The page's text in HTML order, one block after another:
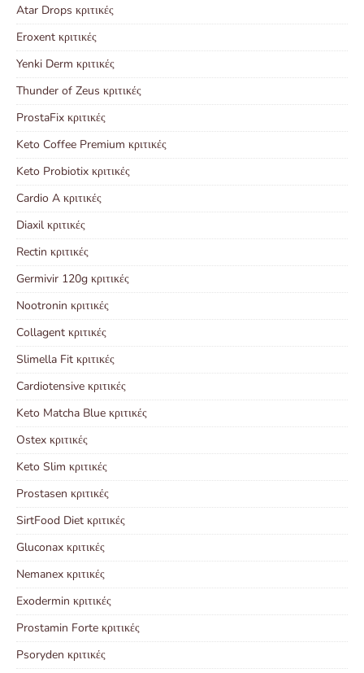
Atar Drops κριτικές
Eroxent κριτικές
Yenki Derm κριτικές
Thunder of Zeus κριτικές
ProstaFix κριτικές
Keto Coffee Premium κριτικές
Keto Probiotix κριτικές
Cardio A κριτικές
Diaxil κριτικές
Rectin κριτικές
Germivir 120g κριτικές
Nootronin κριτικές
Collagent κριτικές
Slimella Fit κριτικές
Cardiotensive κριτικές
Keto Matcha Blue κριτικές
Ostex κριτικές
Keto Slim κριτικές
Prostasen κριτικές
SirtFood Diet κριτικές
Gluconax κριτικές
Nemanex κριτικές
Exodermin κριτικές
Prostamin Forte κριτικές
Psoryden κριτικές